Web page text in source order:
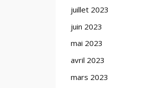
juillet 2023
juin 2023
mai 2023
avril 2023
mars 2023